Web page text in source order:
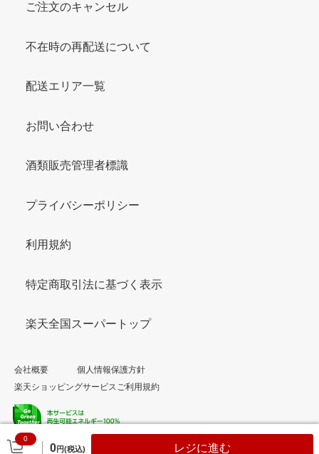
0
0円(税込) レジに進む
ご注文のキャンセル
不在時の再配送について
配送エリア一覧
お問い合わせ
酒類販売管理者標識
プライバシーポリシー
利用規約
特定商取引法に基づく表示
楽天全国スーパートップ
会社概要
個人情報保護方針
楽天ショッピングサービスご利用規約
© Rakuten Group, Inc.